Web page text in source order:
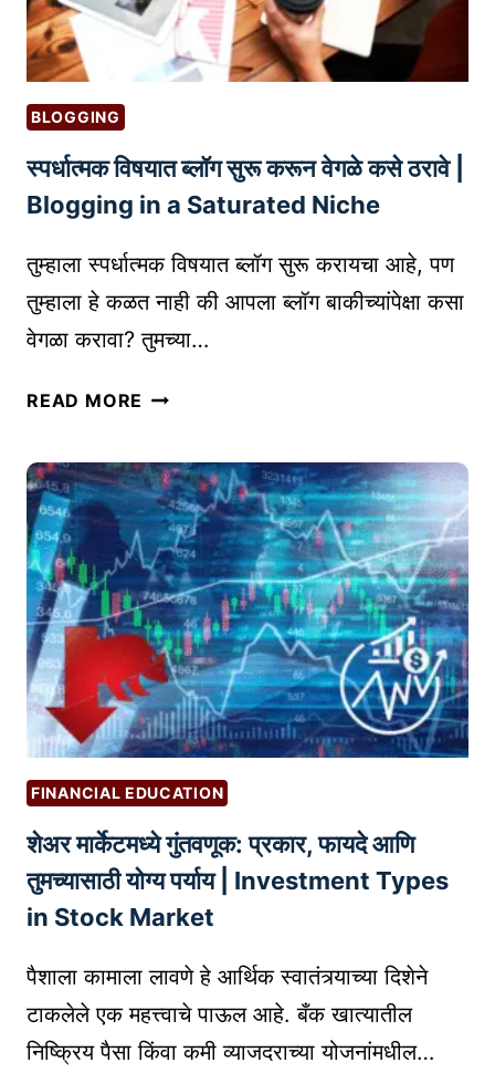
ठी
प
चॅ
ट
ट्स
णि
टू
क
स
खो
ल
वि
श्ले
ष
ण
|
W
E
B
I
T
E
H
A
B
BLOGGING
स्पर्धात्मक विषयात ब्लॉग सुरू करून वेगळे कसे ठरावे |
Blogging in a Saturated Niche
तुम्हाला स्पर्धात्मक विषयात ब्लॉग सुरू करायचा आहे, पण
तुम्हाला हे कळत नाही की आपला ब्लॉग बाकीच्यांपेक्षा कसा
वेगळा करावा? तुमच्या…
READ MORE स्प
क
वि
या
त
ब्लॉ
ग
सु
रू
क
रू
न
वे
ग
क
ठ
रा
वे
FINANCIAL EDUCATION
शेअर मार्केटमध्ये गुंतवणूक: प्रकार, फायदे आणि
तुमच्यासाठी योग्य पर्याय | Investment Types
in Stock Market
पैशाला कामाला लावणे हे आर्थिक स्वातंत्र्याच्या दिशेने
टाकलेले एक महत्त्वाचे पाऊल आहे. बँक खात्यातील
निष्क्रिय पैसा किंवा कमी व्याजदराच्या योजनांमधील…